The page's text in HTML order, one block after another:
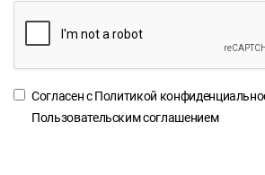
Согласен сПолитикой
Пользовательским соглашением